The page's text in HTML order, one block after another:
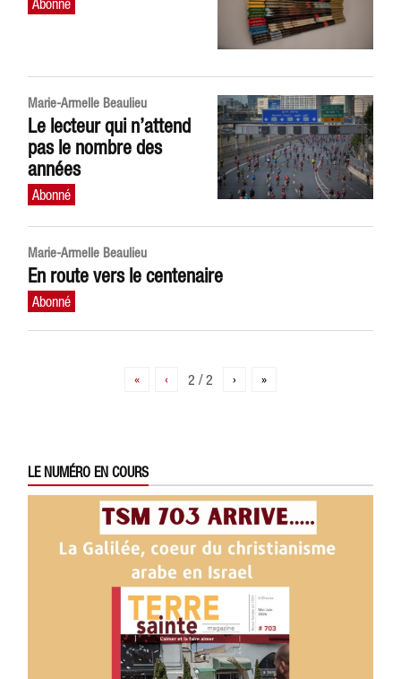
Marie-Armelle Beaulieu
Le lecteur qui n’attend
pas le nombre des
années
Marie-Armelle Beaulieu
En route vers le centenaire
« ‹ 2 / 2 › »
LE NUMÉRO EN COURS